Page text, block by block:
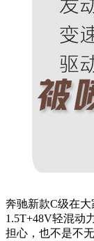
奔驰新款C级在
1.5T+48V轻混动
担心，也不是不